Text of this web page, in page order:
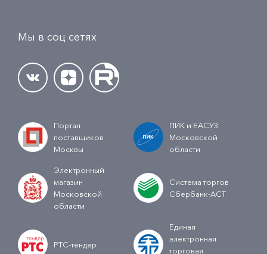
Мы в соц сетях
Портал
поставщиков
Москвы
ПИК и ЕАСУЗ
Московской
области
Электронный
магазин
Московской
области
Система торгов
Сбербанк-АСТ
РТС-тендер
Единая
электронная
торговая